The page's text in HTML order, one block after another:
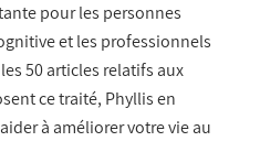
pour les personnes
et les professionnels
50 articles relatifs aux
ce traité, Phyllis en
à améliorer votre vie au